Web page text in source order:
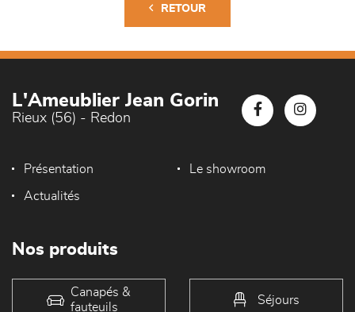
RETOUR
L'Ameublier Jean Gorin
Rieux (56) - Redon
Présentation Le showroom
Actualités
Nos produits
Canapés &
fauteuils
Séjours